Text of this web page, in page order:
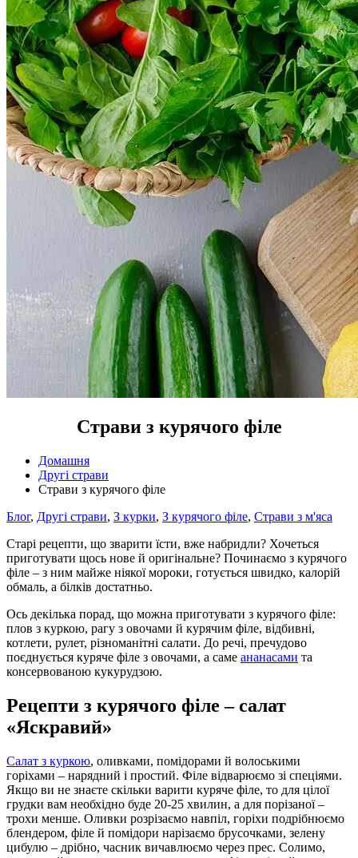
Страви з курячого філе
Домашня
Другі страви
Страви з курячого філе
Блог, Другі страви, З курки, З курячого філе, Страви з м'яса
Старі рецепти, що зварити їсти, вже набридли? Хочеться
приготувати щось нове й оригінальне? Починаємо з курячого
філе – з ним майже ніякої мороки, готується швидко, калорій
обмаль, а білків достатньо.
Ось декілька порад, що можна приготувати з курячого філе:
плов з куркою, рагу з овочами й курячим філе, відбивні,
котлети, рулет, різноманітні салати. До речі, пречудово
поєднується куряче філе з овочами, а саме ананасами та
консервованою кукурудзою.
Рецепти з курячого філе – салат
«Яскравий»
Салат з куркою, оливками, помідорами й волоськими
горіхами – нарядний і простий. Філе відварюємо зі спеціями.
Якщо ви не знаєте скільки варити куряче філе, то для цілої
грудки вам необхідно буде 20-25 хвилин, а для порізаної –
трохи менше. Оливки розрізаємо навпіл, горіхи подрібнюємо
блендером, філе й помідори нарізаємо брусочками, зелену
цибулю – дрібно, часник вичавлюємо через прес. Солимо,